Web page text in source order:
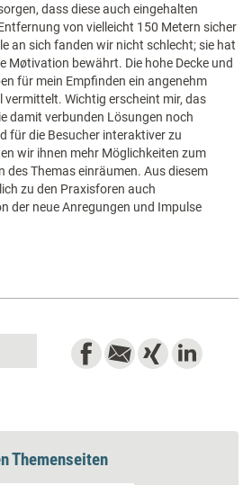
dass diese auch eingehalten
von vielleicht 150 Metern sicher
an sich fanden wir nicht schlecht; sie hat
Møtivation bewährt. Die hohe Decke und
für mein Empfinden ein angenehm
Wichtig erscheint mir, das
damit verbunden Lösungen noch
für die Besucher interaktiver zu
wir ihnen mehr Möglichkeiten zum
des Themas einräumen. Aus diesem
zu den Praxisforen auch
der neue Anregungen und Impulse
Themenseiten